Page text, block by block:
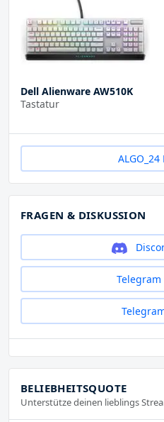
Dell Alienware AW510K
Tastatur
ALGO_24
FRAGEN & DISKUSSION
BELIEBHEITSQUOTE
Unterstütze deinen lieblings